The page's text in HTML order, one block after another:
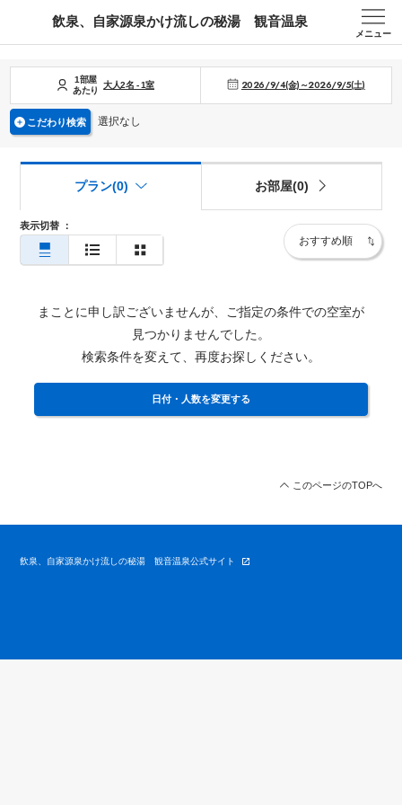
飲泉、自家源泉かけ流しの秘湯 観音温泉
メニュー
1部屋
あたり
大人2名 -1室 2026/9/4(金)～2026/9/5(土)
こだわり検索 選択なし
表示切替 ：
プラン(0) お部屋(0)
まことに申し訳ございませんが、ご指定の条件での空室が
見つかりませんでした。
検索条件を変えて、再度お探しください。
日付・人数を変更する
このページのTOPへ
飲泉、自家源泉かけ流しの秘湯 観音温泉公式サイト